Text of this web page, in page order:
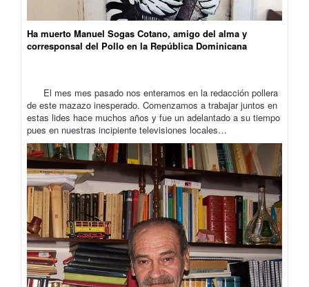
Ha muerto Manuel Sogas Cotano, amigo del alma y
corresponsal del Pollo en la República Dominicana
El mes mes pasado nos enteramos en la redacción pollera
de este mazazo inesperado. Comenzamos a trabajar juntos en
estas lides hace muchos años y fue un adelantado a su tiempo
pues en nuestras incipiente televisiones locales…